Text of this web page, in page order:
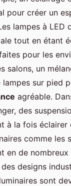
pour créer un
lampes à LED
tout en étant
pour les
salons, un
lampes sur pied
agréable.
des
à la fois éclairer
comme les
en de nombreux
designs
sont